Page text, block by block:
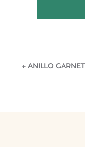
← ANILLO GARNET